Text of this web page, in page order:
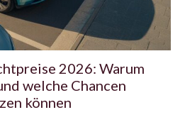
2026: Warum
welche Chancen
können